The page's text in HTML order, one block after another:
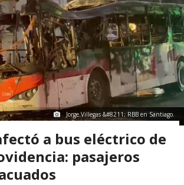
Jorge Villegas &#8211; RBB en Santiago.
a bus eléctrico de
pasajeros